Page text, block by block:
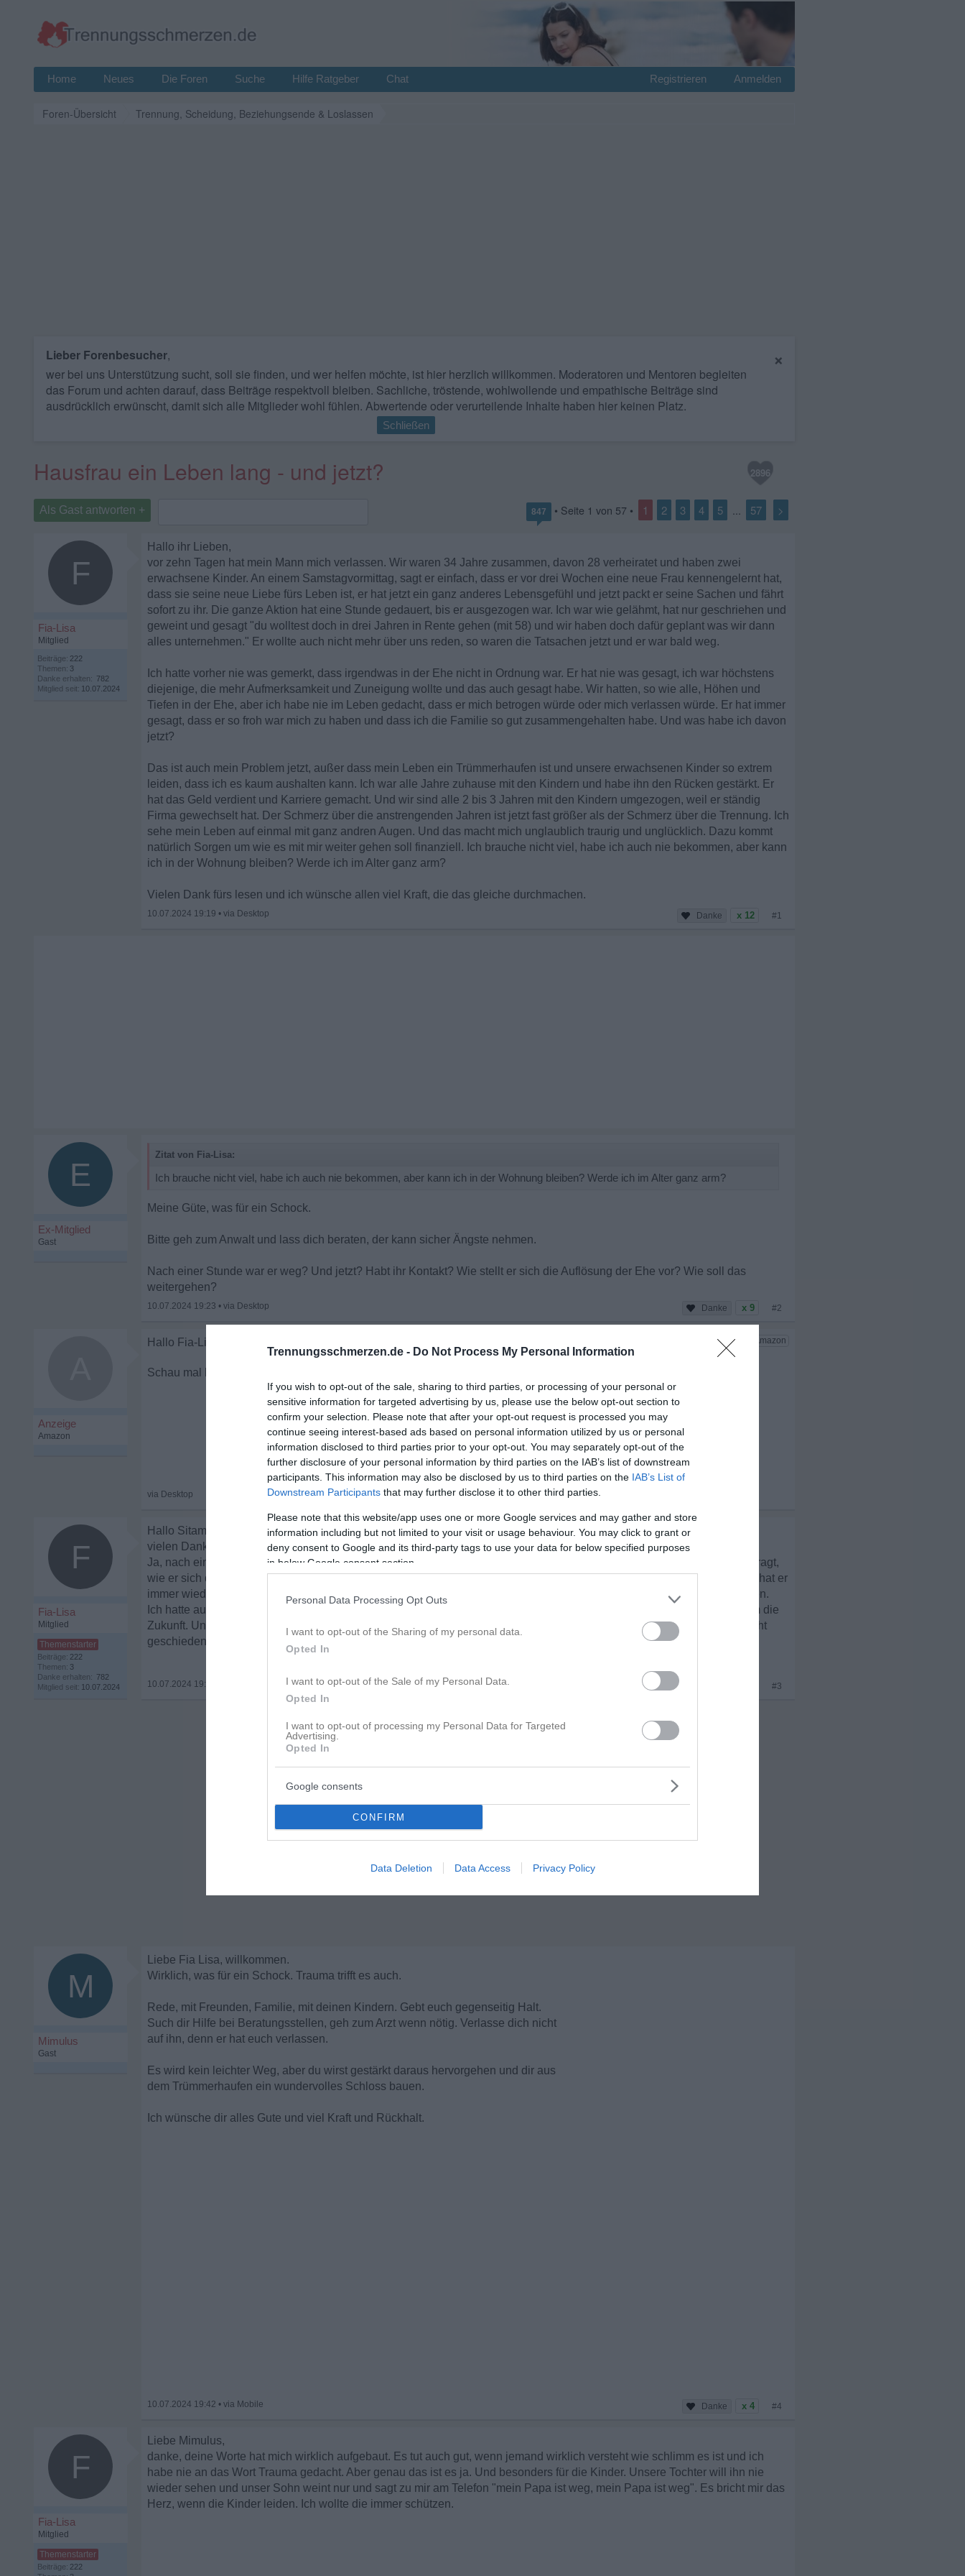
Trennungsschmerzen.de - Do Not Process My Personal Information
If you wish to opt-out of the sale, sharing to third parties, or processing of your personal or
sensitive information for targeted advertising by us, please use the below opt-out section to
confirm your selection. Please note that after your opt-out request is processed you may
continue seeing interest-based ads based on personal information utilized by us or personal
information disclosed to third parties prior to your opt-out. You may separately opt-out of the
further disclosure of your personal information by third parties on the IAB’s list of downstream
participants. This information may also be disclosed by us to third parties on the IAB’s List of
Downstream Participants that may further disclose it to other third parties.
Please note that this website/app uses one or more Google services and may gather and store
information including but not limited to your visit or usage behaviour. You may click to grant or
deny consent to Google and its third-party tags to use your data for below specified purposes
in below Google consent section.
Personal Data Processing Opt Outs
I want to opt-out of the Sharing of my personal data.
Opted In
I want to opt-out of the Sale of my Personal Data.
Opted In
I want to opt-out of processing my Personal Data for Targeted
Advertising.
Opted In
Google consents
CONFIRM
Data Deletion Data Access Privacy Policy
Home Neues Die Foren Suche Hilfe Ratgeber Chat Anmelden
Registrieren
Foren-Übersicht Trennung, Scheidung, Beziehungsende & Loslassen
×
Lieber Forenbesucher,
wer bei uns Unterstützung sucht, soll sie finden, und wer helfen möchte, ist hier herzlich willkommen. Moderatoren und Mentoren begleiten
das Forum und achten darauf, dass Beiträge respektvoll bleiben. Sachliche, tröstende, wohlwollende und empathische Beiträge sind
ausdrücklich erwünscht, damit sich alle Mitglieder wohl fühlen. Abwertende oder verurteilende Inhalte haben hier keinen Platz.
Schließen
2896
Hausfrau ein Leben lang - und jetzt?
Als Gast antworten + 847 • Seite 1 von 57 • 1 2 3 4 5 ... 57 >
F
Fia-Lisa
Mitglied
Beiträge: 222
Themen: 3
Danke erhalten: 782
Mitglied seit: 10.07.2024
Hallo ihr Lieben,
vor zehn Tagen hat mein Mann mich verlassen. Wir waren 34 Jahre zusammen, davon 28 verheiratet und haben zwei
erwachsene Kinder. An einem Samstagvormittag, sagt er einfach, dass er vor drei Wochen eine neue Frau kennengelernt hat,
dass sie seine neue Liebe fürs Leben ist, er hat jetzt ein ganz anderes Lebensgefühl und jetzt packt er seine Sachen und fährt
sofort zu ihr. Die ganze Aktion hat eine Stunde gedauert, bis er ausgezogen war. Ich war wie gelähmt, hat nur geschriehen und
geweint und gesagt "du wolltest doch in drei Jahren in Rente gehen (mit 58) und wir haben doch dafür geplant was wir dann
alles unternehmen." Er wollte auch nicht mehr über uns reden, so waren die Tatsachen jetzt und er war bald weg.
Ich hatte vorher nie was gemerkt, dass irgendwas in der Ehe nicht in Ordnung war. Er hat nie was gesagt, ich war höchstens
diejenige, die mehr Aufmerksamkeit und Zuneigung wollte und das auch gesagt habe. Wir hatten, so wie alle, Höhen und
Tiefen in der Ehe, aber ich habe nie im Leben gedacht, dass er mich betrogen würde oder mich verlassen würde. Er hat immer
gesagt, dass er so froh war mich zu haben und dass ich die Familie so gut zusammengehalten habe. Und was habe ich davon
jetzt?
Das ist auch mein Problem jetzt, außer dass mein Leben ein Trümmerhaufen ist und unsere erwachsenen Kinder so extrem
leiden, dass ich es kaum aushalten kann. Ich war alle Jahre zuhause mit den Kindern und habe ihn den Rücken gestärkt. Er
hat das Geld verdient und Karriere gemacht. Und wir sind alle 2 bis 3 Jahren mit den Kindern umgezogen, weil er ständig
Firma gewechselt hat. Der Schmerz über die anstrengenden Jahren ist jetzt fast größer als der Schmerz über die Trennung. Ich
sehe mein Leben auf einmal mit ganz andren Augen. Und das macht mich unglaublich traurig und unglücklich. Dazu kommt
natürlich Sorgen um wie es mit mir weiter gehen soll finanziell. Ich brauche nicht viel, habe ich auch nie bekommen, aber kann
ich in der Wohnung bleiben? Werde ich im Alter ganz arm?
Vielen Dank fürs lesen und ich wünsche allen viel Kraft, die das gleiche durchmachen.
10.07.2024 19:19 • x 12 #1
E
Ex-Mitglied
Gast
Zitat von Fia-Lisa:
Ich brauche nicht viel, habe ich auch nie bekommen, aber kann ich in der Wohnung bleiben? Werde ich im Alter ganz arm?
Meine Güte, was für ein Schock.
Bitte geh zum Anwalt und lass dich beraten, der kann sicher Ängste nehmen.
Nach einer Stunde war er weg? Und jetzt? Habt ihr Kontakt? Wie stellt er sich die Auflösung der Ehe vor? Wie soll das
weitergehen?
10.07.2024 19:23 • x 9 #2
F
Fia-Lisa
Mitglied
Beiträge: 222
Themen: 3
Danke erhalten: 782
Mitglied seit: 10.07.2024
Hallo Sitamun,
vielen Dank für deine netten Worte.
Ja, nach einer Stunde war er weg. Und ob er alle private Sachen je abholen werde, weiß ich nicht. Ich habe ihn auch gefragt,
wie er sich das alles vorgestellt, mit seinen Sachen, unser Geld, unsere Sachen, unsere Wohnung. "Das weiß ich nicht", hat er
immer wieder geantwortet. Er wollte sich auch nicht scheiden lassen, hat er gesagt. Ich möchte mich aber scheiden lassen.
Ich hatte auch heute den ersten Termin bei einem Anwalt und das hat mir sehr geholfen, aber ich habe trotzdem Angst um die
Zukunft. Und es wird wahrscheinlich ein sehr langes Verfahren hat der Anwalt gesagt, in einem Jahr werden wir noch nicht
geschieden sein.
10.07.2024 19:34 #3
M
Mimulus
Gast
Liebe Fia Lisa, willkommen.
Wirklich, was für ein Schock. Trauma trifft es auch.
Rede, mit Freunden, Familie, mit deinen Kindern. Gebt euch gegenseitig Halt.
Such dir Hilfe bei Beratungsstellen, geh zum Arzt wenn nötig. Verlasse dich nicht
auf ihn, denn er hat euch verlassen.
Es wird kein leichter Weg, aber du wirst gestärkt daraus hervorgehen und dir aus
dem Trümmerhaufen ein wundervolles Schloss bauen.
Ich wünsche dir alles Gute und viel Kraft und Rückhalt.
10.07.2024 19:42 • x 4 #4
F
Fia-Lisa
Mitglied
Beiträge: 222
Liebe Mimulus,
danke, deine Worte hat mich wirklich aufgebaut. Es tut auch gut, wenn jemand wirklich versteht wie schlimm es ist und ich
habe nie an das Wort Trauma gedacht. Aber genau das ist es ja. Und besonders für die Kinder. Unsere Tochter will ihn nie
wieder sehen und unser Sohn weint nur und sagt zu mir am Telefon "mein Papa ist weg, mein Papa ist weg". Es bricht mir das
Herz, wenn die Kinder leiden. Ich wollte die immer schützen.